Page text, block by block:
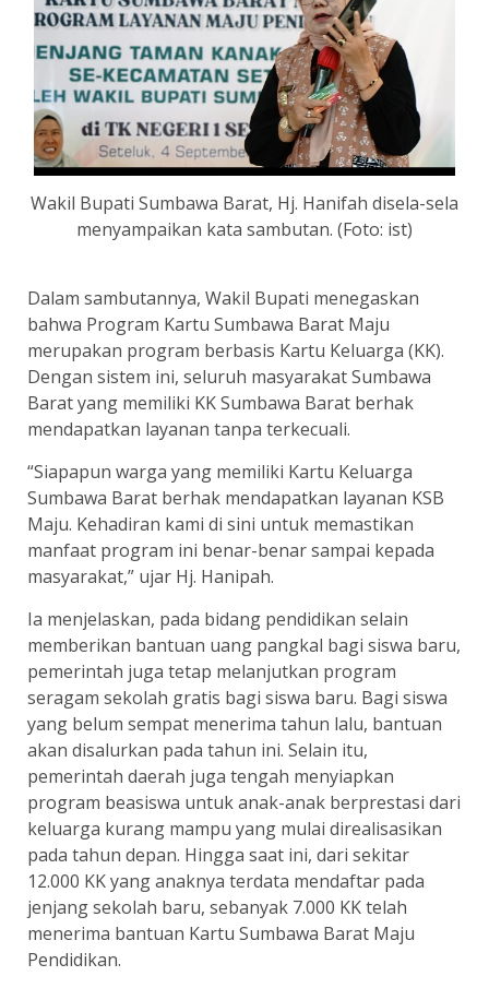
Wakil Bupati Sumbawa Barat, Hj. Hanifah disela-sela
menyampaikan kata sambutan. (Foto: ist)
Dalam sambutannya, Wakil Bupati menegaskan
bahwa Program Kartu Sumbawa Barat Maju
merupakan program berbasis Kartu Keluarga (KK).
Dengan sistem ini, seluruh masyarakat Sumbawa
Barat yang memiliki KK Sumbawa Barat berhak
mendapatkan layanan tanpa terkecuali.
“Siapapun warga yang memiliki Kartu Keluarga
Sumbawa Barat berhak mendapatkan layanan KSB
Maju. Kehadiran kami di sini untuk memastikan
manfaat program ini benar-benar sampai kepada
masyarakat,” ujar Hj. Hanipah.
Ia menjelaskan, pada bidang pendidikan selain
memberikan bantuan uang pangkal bagi siswa baru,
pemerintah juga tetap melanjutkan program
seragam sekolah gratis bagi siswa baru. Bagi siswa
yang belum sempat menerima tahun lalu, bantuan
akan disalurkan pada tahun ini. Selain itu,
pemerintah daerah juga tengah menyiapkan
program beasiswa untuk anak-anak berprestasi dari
keluarga kurang mampu yang mulai direalisasikan
pada tahun depan. Hingga saat ini, dari sekitar
12.000 KK yang anaknya terdata mendaftar pada
jenjang sekolah baru, sebanyak 7.000 KK telah
menerima bantuan Kartu Sumbawa Barat Maju
Pendidikan.